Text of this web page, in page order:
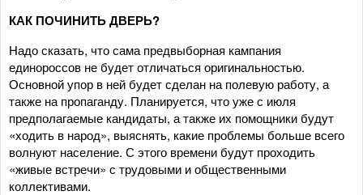
КАК ПОЧИНИТЬ ДВЕРЬ?
Надо сказать, что сама предвыборная кампания
единороссов не будет отличаться оригинальностью.
Основной упор в ней будет сделан на полевую работу, а
также на пропаганду. Планируется, что уже с июля
предполагаемые кандидаты, а также их помощники будут
«ходить в народ», выяснять, какие проблемы больше всего
волнуют население. С этого времени будут проходить
«живые встречи» с трудовыми и общественными
коллективами.